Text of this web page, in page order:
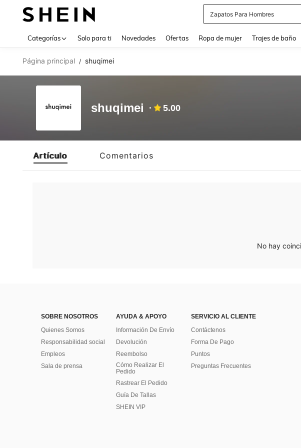
Zapatos Para Hombres
Categorías Solo para ti Novedades Ofertas Ropa de mujer Trajes de baño
Página principal / shuqimei
shuqimei 5.00
Artículo Comentarios
No hay
SOBRE NOSOTROS
Quienes Somos
Responsabilidad social
Empleos
Sala de prensa
AYUDA & APOYO
Información De Envío
Devolución
Reembolso
Cómo Realizar El
Pedido
Rastrear El Pedido
Guía De Tallas
SHEIN VIP
SERVICIO AL CLIENTE
Contáctenos
Forma De Pago
Puntos
Preguntas Frecuentes